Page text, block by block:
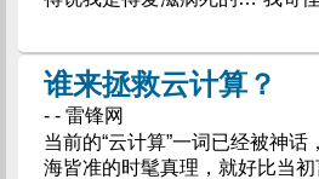
谁来拯救云计算？
- - 雷锋网
当前的“云计算”一词已经被神话
海皆准的时髦真理，就好比当初